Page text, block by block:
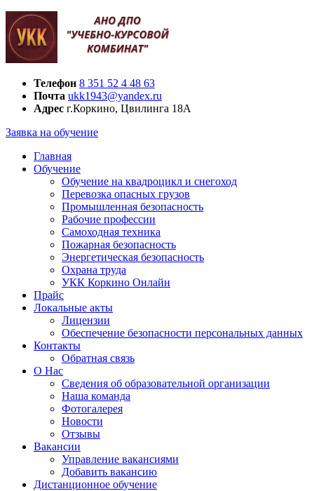
Телефон 8 351 52 4 48 63
Почта ukk1943@yandex.ru
Адрес г.Коркино, Цвилинга 18А
Заявка на обучение
Главная
Обучение
Обучение на квадроцикл и снегоход
Перевозка опасных грузов
Промышленная безопасность
Рабочие профессии
Самоходная техника
Пожарная безопасность
Энергетическая безопасность
Охрана труда
УКК Коркино Онлайн
Прайс
Локальные акты
Лицензии
Обеспечение безопасности персональных данных
Контакты
Обратная связь
О Нас
Сведения об образовательной организации
Наша команда
Фотогалерея
Новости
Отзывы
Вакансии
Управление вакансиями
Добавить вакансию
Дистанционное обучение